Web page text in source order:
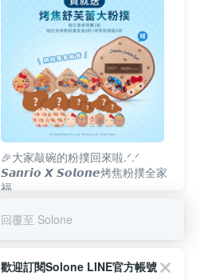
🎉大家敲碗的粉撲回來啦.ᐟ‪‪.ᐟ
𝙎𝙖𝙣𝙧𝙞𝙤 𝙓 𝙎𝙤𝙡𝙤𝙣𝙚烤焦粉撲全家
福
回覆至 Solone
歡迎訂閱Solone LINE官方帳號